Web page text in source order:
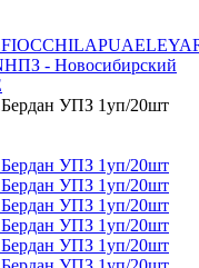
FIOCCHILAPUAELEY
НПЗ - Новосибирский
УПЗ 1уп/20шт